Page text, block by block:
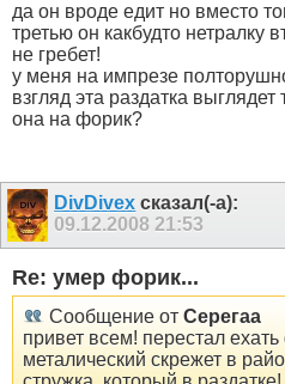
да он вроде едит но вместо
третью он какбудто нетралку
не гребет!
у меня на импрезе
взгляд эта раздатка
она на форик?
DivDivex сказал(-а):
09.12.200821:53
Re: умер форик...
Сообщение от Серегаа
привет всем! перестал
металический скрежет в